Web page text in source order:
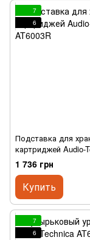
7
6
Подставка для
картриджей Audio-
AT6003R
1 736 грн
Купить
7
6